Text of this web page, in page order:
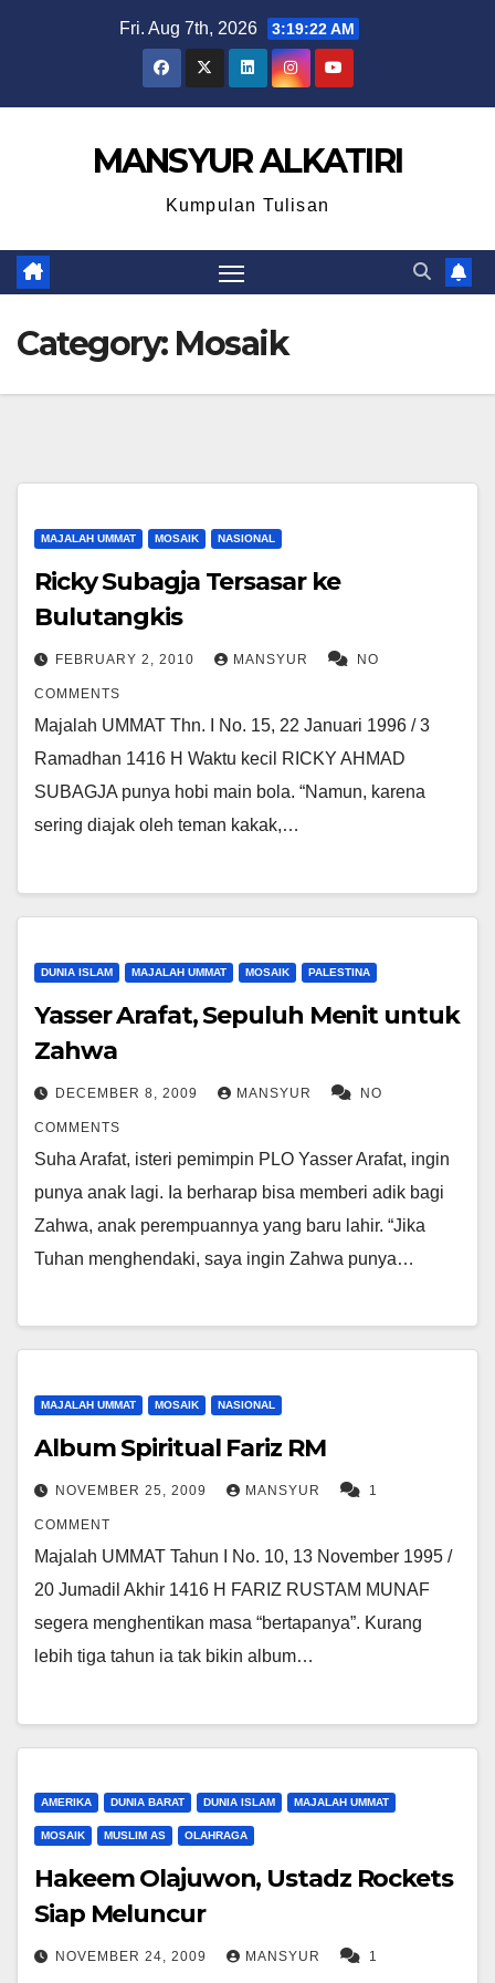
Fri. Aug 7th, 2026 3:19:22 AM
MANSYUR ALKATIRI
Kumpulan Tulisan
Category: Mosaik
MAJALAH UMMAT MOSAIK NASIONAL
Ricky Subagja Tersasar ke
Bulutangkis
FEBRUARY 2, 2010 MANSYUR NO
COMMENTS
Majalah UMMAT Thn. I No. 15, 22 Januari 1996 / 3
Ramadhan 1416 H Waktu kecil RICKY AHMAD
SUBAGJA punya hobi main bola. “Namun, karena
sering diajak oleh teman kakak,…
DUNIA ISLAM MAJALAH UMMAT MOSAIK PALESTINA
Yasser Arafat, Sepuluh Menit untuk
Zahwa
DECEMBER 8, 2009 MANSYUR NO
COMMENTS
Suha Arafat, isteri pemimpin PLO Yasser Arafat, ingin
punya anak lagi. Ia berharap bisa memberi adik bagi
Zahwa, anak perempuannya yang baru lahir. “Jika
Tuhan menghendaki, saya ingin Zahwa punya…
MAJALAH UMMAT MOSAIK NASIONAL
Album Spiritual Fariz RM
NOVEMBER 25, 2009 MANSYUR 1
COMMENT
Majalah UMMAT Tahun I No. 10, 13 November 1995 /
20 Jumadil Akhir 1416 H FARIZ RUSTAM MUNAF
segera menghentikan masa “bertapanya”. Kurang
lebih tiga tahun ia tak bikin album…
AMERIKA DUNIA BARAT DUNIA ISLAM MAJALAH UMMAT
MOSAIK MUSLIM AS OLAHRAGA
Hakeem Olajuwon, Ustadz Rockets
Siap Meluncur
NOVEMBER 24, 2009 MANSYUR 1